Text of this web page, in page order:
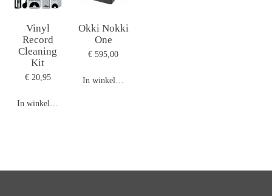
Vinyl
Record
Cleaning
Kit
€ 20,95
In winkelwagen
Okki Nokki
One
€ 595,00
In winkelwagen